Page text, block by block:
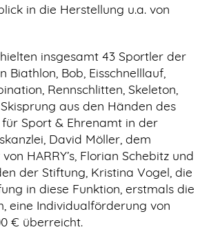
in die Herstellung u.a. von
insgesamt 43 Sportler der
Biathlon, Bob, Eisschnelllauf,
Rennschlitten, Skeleton,
aus den Händen des
Sport & Ehrenamt in der
David Möller, dem
HARRY’s, Florian Schebitz und
der Stiftung, Kristina Vogel, die
in diese Funktion, erstmals die
eine Individualförderung von
€ überreicht.